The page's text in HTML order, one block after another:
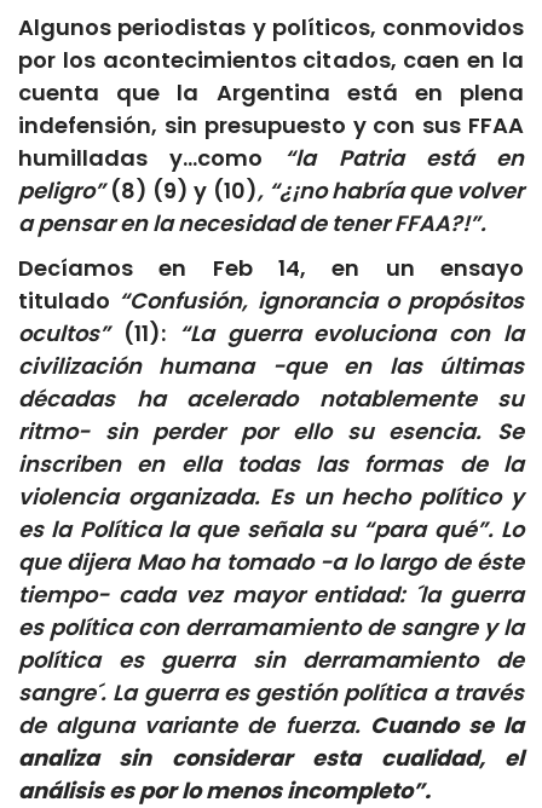
Algunos periodistas y políticos, conmovidos
por los acontecimientos citados, caen en la
cuenta que la Argentina está en plena
indefensión, sin presupuesto y con sus FFAA
humilladas y…como “la Patria está en
peligro”(8) (9) y (10), “¿¡no habría que volver
a pensar en la necesidad de tener FFAA?!”.
Decíamos en Feb 14, en un ensayo
titulado “Confusión, ignorancia o propósitos
ocultos”(11): “La guerra evoluciona con la
civilización humana -que en las últimas
décadas ha acelerado notablemente su
ritmo- sin perder por ello su esencia. Se
inscriben en ella todas las formas de la
violencia organizada. Es un hecho político y
es la Política la que señala su “para qué”. Lo
que dijera Mao ha tomado -a lo largo de éste
tiempo- cada vez mayor entidad: ´la guerra
es política con derramamiento de sangre y la
política es guerra sin derramamiento de
sangre´. La guerra es gestión política a través
de alguna variante de fuerza. Cuando se la
analiza sin considerar esta cualidad, el
análisis es por lo menos incompleto”.